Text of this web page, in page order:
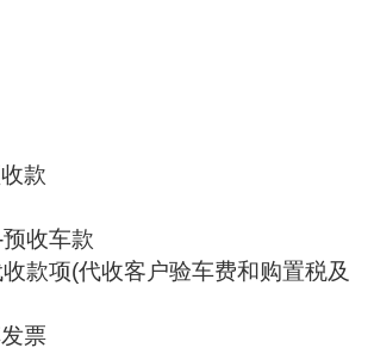
款
收车款
款项(代收客户验车费和购置税及
票